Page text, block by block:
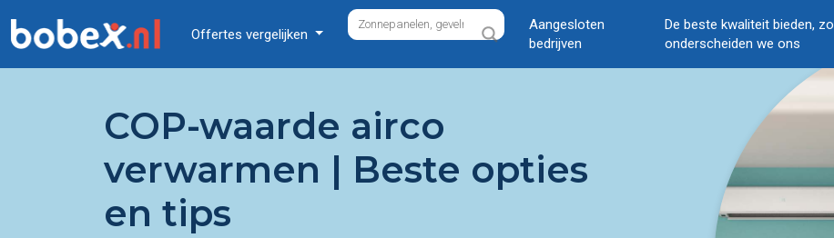
Offertes vergelijken
Aangesloten
bedrijven
De beste kwaliteit bieden, zo
onderscheiden we ons
COP-waarde airco
verwarmen | Beste opties
en tips